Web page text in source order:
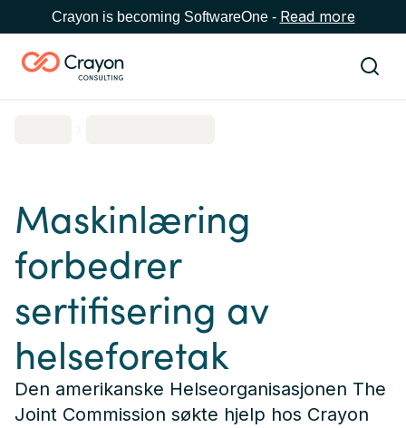
Crayon is becoming SoftwareOne - Read more
Maskinlæring
forbedrer
sertifisering av
helseforetak
Den amerikanske Helseorganisasjonen The
Joint Commission søkte hjelp hos Crayon